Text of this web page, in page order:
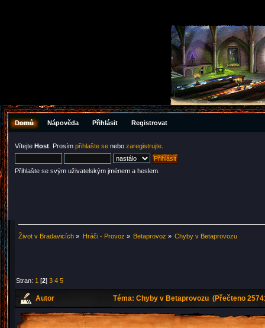
Domů Nápověda Přihlásit Registrovat
Vítejte Host . Prosím přihlašte se nebo zaregistrujte
Přihlašte se svým uživatelským jménem a heslem.
Život v Bradavicích » Hráči - Provoz » Betaprovoz » Chyby v Betaprovozu
Stran: 1 [2]3 4 5
Autor Téma: Chyby v Betaprovozu (Přečteno